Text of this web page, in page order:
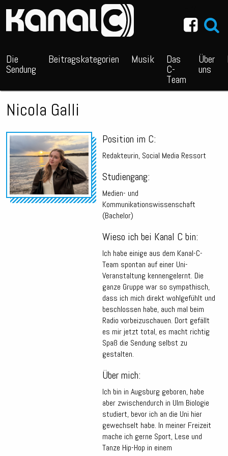
Die
Sendung
Beitragskategorien Musik Das
C-
Team
Über
uns
Nicola Galli
Position im C:
Redakteurin, Social Media Ressort
Studiengang:
Medien- und
Kommunikationswissenschaft
(Bachelor)
Wieso ich bei Kanal C bin:
Ich habe einige aus dem Kanal-C-
Team spontan auf einer Uni-
Veranstaltung kennengelernt. Die
ganze Gruppe war so sympathisch,
dass ich mich direkt wohlgefühlt und
beschlossen habe, auch mal beim
Radio vorbeizuschauen. Dort gefällt
es mir jetzt total, es macht richtig
Spaß die Sendung selbst zu
gestalten.
Über mich:
Ich bin in Augsburg geboren, habe
aber zwischendurch in Ulm Biologie
studiert, bevor ich an die Uni hier
gewechselt habe. In meiner Freizeit
mache ich gerne Sport, Lese und
Tanze Hip-Hop in einem